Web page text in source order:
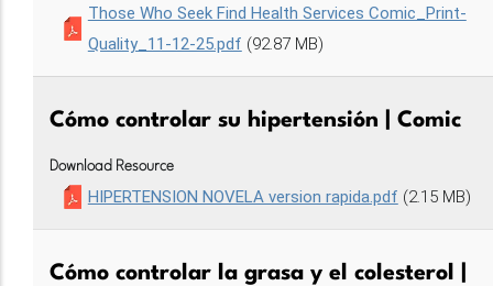
Those Who Seek Find Health Services Comic_Print-
Quality_11-12-25.pdf (92.87 MB)
Cómo controlar su hipertensión | Comic
Download Resource
HIPERTENSION NOVELA version rapida.pdf (2.15 MB)
Cómo controlar la grasa y el colesterol |